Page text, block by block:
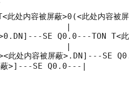
内容被屏蔽>0(<此处内容
|
SE Q0.0---TON T<此
|
此处内容被屏蔽>.DN]---SE
>]---SE Q0.0---|